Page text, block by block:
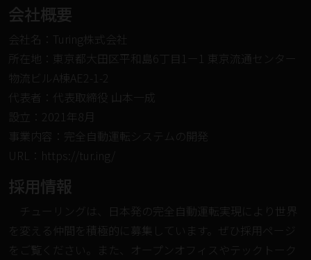
会社概要
会社名：Turing株式会社
所在地：東京都大田区平和島6丁目1ー1 東京流通センター
物流ビルA棟AE2-1-2
代表者：代表取締役 山本一成
設立：2021年8月
事業内容：完全自動運転システムの開発
URL： https://tur.ing/
採用情報
チューリングは、日本発の完全自動運転実現により世界
を変える仲間を積極的に募集しています。ぜひ 採用ページ
をご覧ください。また、オープンオフィスやテックトーク